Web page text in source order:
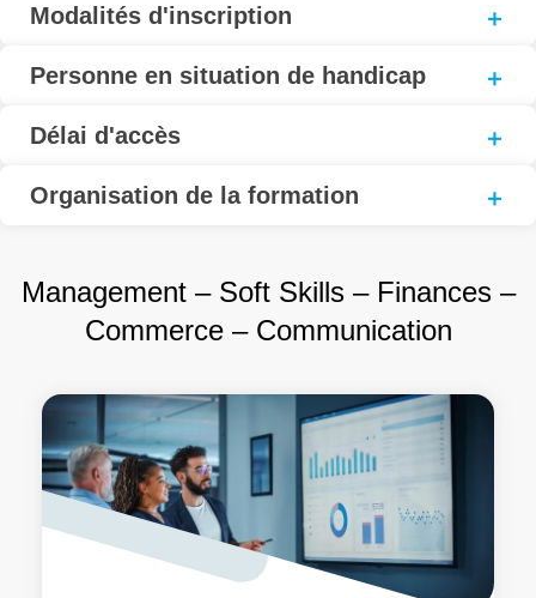
Modalités d'inscription
Personne en situation de handicap
Délai d'accès
Organisation de la formation
Management – Soft Skills – Finances –
Commerce – Communication